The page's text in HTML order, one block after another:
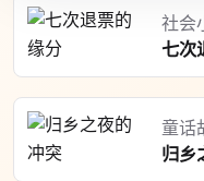
社会
七次
童话
归乡